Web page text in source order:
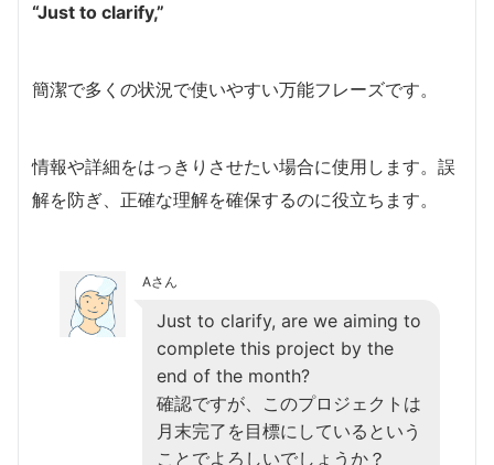
“Just to clarify,”
簡潔で多くの状況で使いやすい万能フレーズです。
情報や詳細をはっきりさせたい場合に使用します。誤
解を防ぎ、正確な理解を確保するのに役立ちます。
Aさん
Just to clarify, are we aiming to
complete this project by the
end of the month?
確認ですが、このプロジェクトは
月末完了を目標にしているという
ことでよろしいでしょうか？